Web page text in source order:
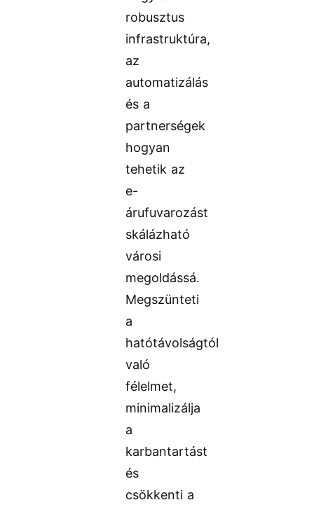
robusztus
infrastruktúra,
az
automatizálás
és a
partnerségek
hogyan
tehetik az
e-
árufuvarozást
skálázható
városi
megoldássá.
Megszünteti
a
hatótávolságtól
való
félelmet,
minimalizálja
a
karbantartást
és
csökkenti a